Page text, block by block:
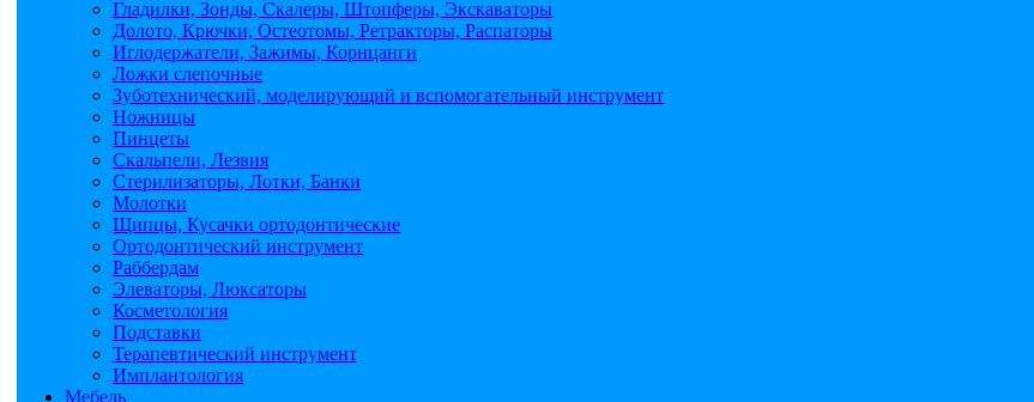
Гладилки, Зонды, Скалеры, Штопферы, Экскаваторы
Долото, Крючки, Остеотомы, Ретракторы, Распаторы
Иглодержатели, Зажимы, Корнцанги
Ложки слепочные
Зуботехнический, моделирующий и вспомогательный инструмент
Ножницы
Пинцеты
Скальпели, Лезвия
Стерилизаторы, Лотки, Банки
Молотки
Щипцы, Кусачки ортодонтические
Ортодонтический инструмент
Раббердам
Элеваторы, Люксаторы
Косметология
Подставки
Терапевтический инструмент
Имплантология
Мебель